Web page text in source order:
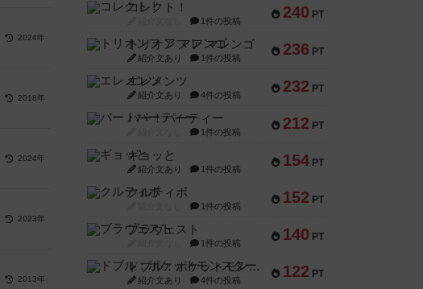
2024年
2018年
2024年
2023年
2013年
240 PT
コレクト！
1件の投稿
236 PT
トリオンフ ア マレンゴ
紹介文あり 1件の投稿
232 PT
エレメンツ
紹介文あり 4件の投稿
212 PT
バー！パーティー
1件の投稿
154 PT
ギョッと
紹介文あり 1件の投稿
152 PT
クルティボ
1件の投稿
140 PT
ブラヴェスト
1件の投稿
122 PT
ドブル：ポケットモンスター
紹介文あり 4件の投稿